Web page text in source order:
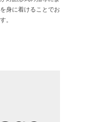
身に着けることでお
。